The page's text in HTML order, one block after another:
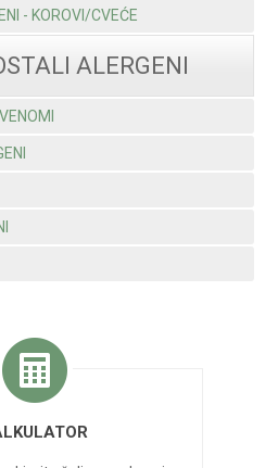
- KOROVI/CVEĆE
ALERGENI